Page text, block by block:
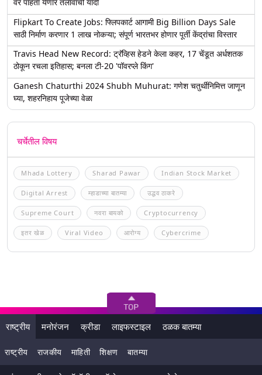
Flipkart To Create Jobs: फ्लिपकार्ट आगामी Big Billion Days Sale
साठी निर्माण करणार 1 लाख नोकऱ्या; संपूर्ण भारतभर होणार पूर्ती केंद्रांचा विस्तार
Travis Head New Record: ट्रॅव्हिस हेडने केला कहर, 17 चेंडूत अर्धशतक
ठोकून रचला इतिहास; बनला टी-20 'पॉवरप्ले किंग'
Ganesh Chaturthi 2024 Shubh Muhurat: गणेश चतुर्थीनिमित्त जाणून
घ्या, शहरनिहाय पूजेच्या वेळा
चर्चेतील विषय
Mhada Lottery Sharad Pawar Indian Stock Market
Digital Arrest म्हाडाच्या बातम्या उद्धव ठाकरे
Supreme Court नवरा बायको Cryptocurrency
इतर खेळ Viral Video आरोग्य Cybercrime
राष्ट्रीय मनोरंजन क्रीडा लाइफस्टाइल ठळक बातम्या
राष्ट्रीय राजकीय माहिती शिक्षण बातम्या